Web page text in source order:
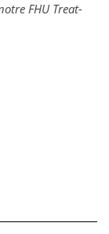
FHU Treat-